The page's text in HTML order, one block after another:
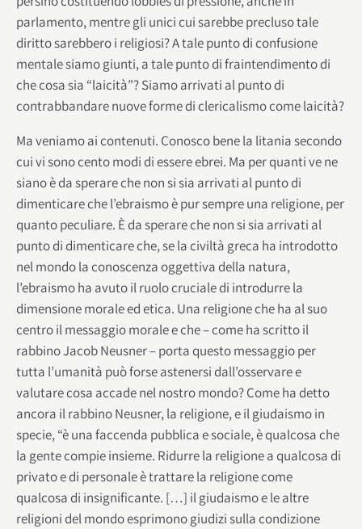
parlamento, mentre gli unici cui sarebbe precluso tale
diritto sarebbero i religiosi? A tale punto di confusione
mentale siamo giunti, a tale punto di fraintendimento di
che cosa sia “laicità”? Siamo arrivati al punto di
contrabbandare nuove forme di clericalismo come laicità?
Ma veniamo ai contenuti. Conosco bene la litania secondo
cui vi sono cento modi di essere ebrei. Ma per quanti ve ne
siano è da sperare che non si sia arrivati al punto di
dimenticare che l’ebraismo è pur sempre una religione, per
quanto peculiare. È da sperare che non si sia arrivati al
punto di dimenticare che, se la civiltà greca ha introdotto
nel mondo la conoscenza oggettiva della natura,
l’ebraismo ha avuto il ruolo cruciale di introdurre la
dimensione morale ed etica. Una religione che ha al suo
centro il messaggio morale e che – come ha scritto il
rabbino Jacob Neusner – porta questo messaggio per
tutta l’umanità può forse astenersi dall’osservare e
valutare cosa accade nel nostro mondo? Come ha detto
ancora il rabbino Neusner, la religione, e il giudaismo in
specie, “è una faccenda pubblica e sociale, è qualcosa che
la gente compie insieme. Ridurre la religione a qualcosa di
privato e di personale è trattare la religione come
qualcosa di insignificante. […] il giudaismo e le altre
religioni del mondo esprimono giudizi sulla condizione